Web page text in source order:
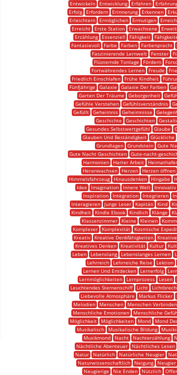
Entwickeln
Entwicklung Erfahren
Erfolg
Erfordern Erinnerung Erkennen
Erleichtern
Ermöglichen Ermutigen
Erreicht
Erste Station Erwachsene
Erzählung
Essenziell Fähigkeit
Fantasievoll
Farbe Farben Farbenpracht
Faszinierende Lernwelt
Fenster
Flüsternde Tonlage
Fördern
Fortwährendes Lernen
Freude
Friedlich Einschlafen
Frühe Kindheit
Fünfjährige
Galaxie Galaxie Der Farben
Garten Der Träume
Geborgenheit
Gefühle Verstehen Gefühlsverständnis
Gefüllt
Geheimnis Geheimnisse
Geschichte
Geschichten
Gesundes Selbstwertgefühl
Glaube
Glauben Und Beständigkeit
Glückliche
Grundlagen
Grundstein
Gute
Gute Nacht Geschichten
Gute-nacht-
Harmonien
Harter Arbeit
Heranwachsen
Herzen Herzen öffnen
Himmelsfahrzeug
Hinausdenken Hingabe
Idee
Imagination Innere Welt Innovativ
Inspiration
Integration Integrieren
Interagieren
Junge Leser Kapitän Kind
Kindheit
Kindle Ebook Kindlich Klänge
Klassenzimmer
Kleine Kleinen
Komplexer
Komplexität Kosmische
Kreativ
Kreative Denkfähigkeiten
Kreatives Denken
Kreativität Kultur
Leben
Lebenslang Lebenslanges Lernen
Lehrreich
Lehrreiche Reise Lektion
Lernen Und Entdecken
Lernerfolg
Lernmöglichkeiten
Lernprozess Lesen
Leuchtendes Sternenschiff
Licht
Liebevolle Atmosphäre
Markus Flicker
Melodien
Menschen Menschen Verbinden
Menschliche Emotionen
Menschliche
Möglichkeit
Möglichkeiten Mond Mond
Musikalisch
Musikalische Bildung
Musikmond
Nacht Nachterzählung
Nächtliche Abenteuer
Nächtliches Lesen
Natur
Natürlich Natürliche Neugier
Naturwissenschaftlich
Neigung Neugier
Neugierige
Nie Enden Nützlich